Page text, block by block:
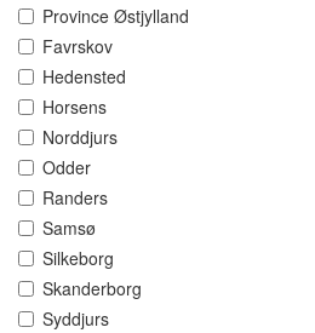
Province Østjylland
Favrskov
Hedensted
Horsens
Norddjurs
Odder
Randers
Samsø
Silkeborg
Skanderborg
Syddjurs